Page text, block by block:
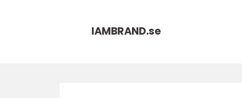
IAMBRAND.se